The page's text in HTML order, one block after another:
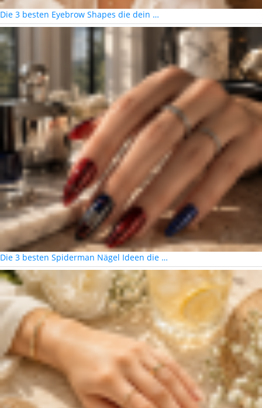
Die 3 besten Eyebrow Shapes die dein …
Die 3 besten Spiderman Nägel Ideen die …